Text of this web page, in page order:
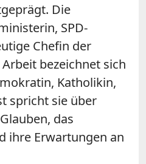
Die
SPD-
Chefin der
bezeichnet sich
Katholikin,
spricht sie über
das
ihre Erwartungen an